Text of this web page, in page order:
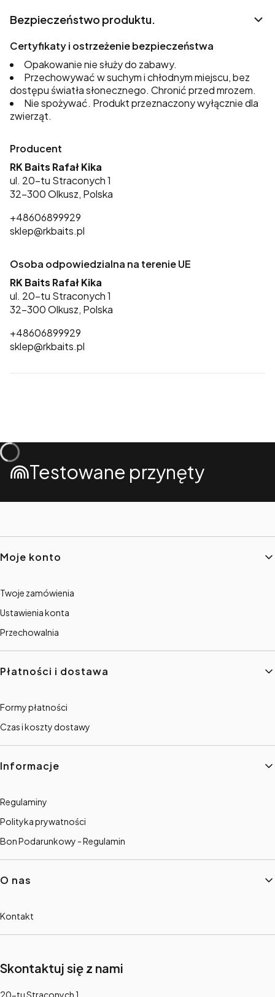
Bezpieczeństwo produktu.
Certyfikaty i ostrzeżenie bezpieczeństwa
Opakowanie nie służy do zabawy.
Przechowywać w suchym i chłodnym miejscu, bez
dostępu światła słonecznego. Chronić przed mrozem.
Nie spożywać. Produkt przeznaczony wyłącznie dla
zwierząt.
Producent
RK Baits Rafał Kika
ul. 20-tu Straconych 1
32-300 Olkusz, Polska
+48606899929
sklep@rkbaits.pl
Osoba odpowiedzialna na terenie UE
RK Baits Rafał Kika
ul. 20-tu Straconych 1
32-300 Olkusz, Polska
+48606899929
sklep@rkbaits.pl
Testowane przynęty
Linki w stopce
Moje konto
Twoje zamówienia
Ustawienia konta
Przechowalnia
Płatności i dostawa
Formy płatności
Czas i koszty dostawy
Informacje
Regulaminy
Polityka prywatności
Bon Podarunkowy - Regulamin
O nas
Kontakt
Skontaktuj się z nami
Adres:
20-tu Straconych 1